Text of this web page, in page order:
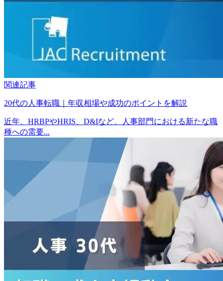
関連記事
20代の人事転職｜年収相場や成功のポイントを解説
近年、HRBPやHRIS、D&Iなど、人事部門における新たな職
種への需要...